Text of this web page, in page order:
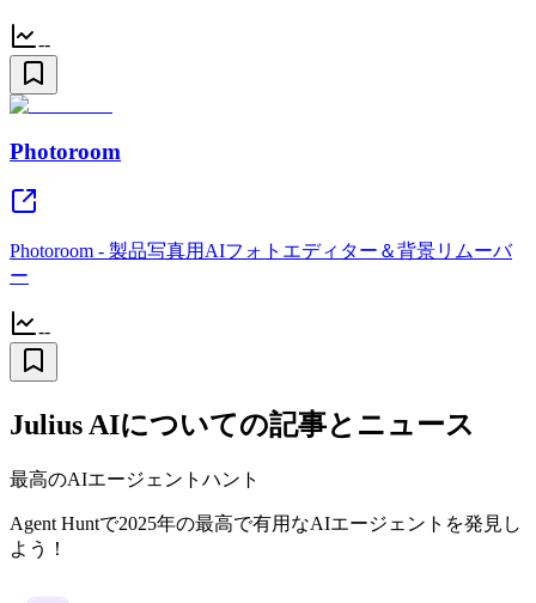
--
Photoroom
Photoroom - 製品写真用AIフォトエディター＆背景リムーバ
ー
--
Julius AIについての記事とニュース
最高のAIエージェントハント
Agent Huntで2025年の最高で有用なAIエージェントを発見し
よう！